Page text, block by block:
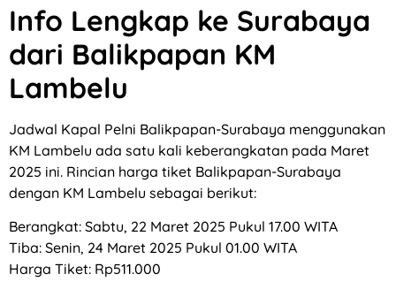
Info Lengkap ke Surabaya
dari Balikpapan KM
Lambelu
Jadwal Kapal Pelni Balikpapan-Surabaya menggunakan
KM Lambelu ada satu kali keberangkatan pada Maret
2025 ini. Rincian harga tiket Balikpapan-Surabaya
dengan KM Lambelu sebagai berikut:
Berangkat: Sabtu, 22 Maret 2025 Pukul 17.00 WITA
Tiba: Senin, 24 Maret 2025 Pukul 01.00 WITA
Harga Tiket: Rp511.000